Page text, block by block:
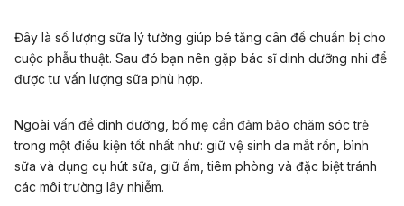
Đây là số lượng sữa lý tưởng giúp bé tăng cân để chuẩn bị cho
cuộc phẫu thuật. Sau đó bạn nên gặp bác sĩ dinh dưỡng nhi để
được tư vấn lượng sữa phù hợp.
Ngoài vấn đề dinh dưỡng, bố mẹ cần đảm bảo chăm sóc trẻ
trong một điều kiện tốt nhất như: giữ vệ sinh da mắt rốn, bình
sữa và dụng cụ hút sữa, giữ ấm, tiêm phòng và đặc biệt tránh
các môi trường lây nhiễm.